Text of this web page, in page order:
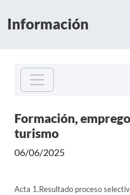
Información
Formación,
turismo
06/06/2025
Acta 1.Resultado proceso